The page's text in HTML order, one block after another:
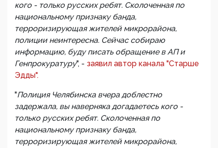
кого - только русских ребят. Сколоченная по
национальному признаку банда,
терроризирующая жителей микрорайона,
полиции неинтересна. Сейчас собираю
информацию, буду писать обращение в АП и
Генпрокуратуру", - заявил автор канала "Старше
Эдды".
"Полиция Челябинска вчера доблестно
задержала, вы наверняка догадаетесь кого -
только русских ребят. Сколоченная по
национальному признаку банда,
терроризирующая жителей микрорайона,